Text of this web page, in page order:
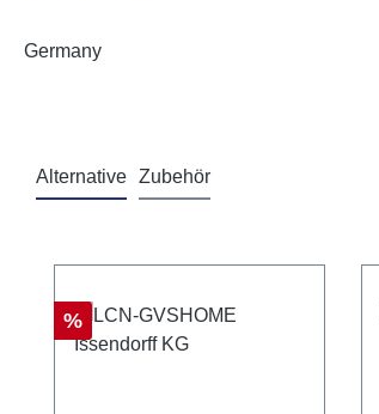
Germany
Alternative Zubehör
Réduction
%